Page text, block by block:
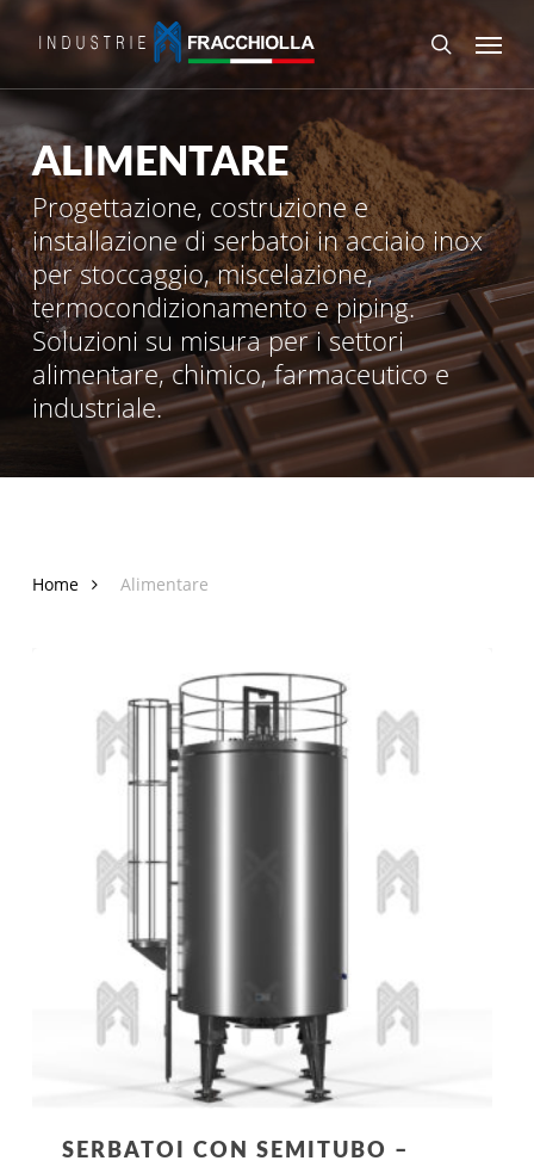
content
search
Menu
ALIMENTARE
Progettazione, costruzione e
installazione di serbatoi in acciaio inox
per stoccaggio, miscelazione,
termocondizionamento e piping.
Soluzioni su misura per i settori
alimentare, chimico, farmaceutico e
industriale.
Home Alimentare
SERBATOI CON SEMITUBO –